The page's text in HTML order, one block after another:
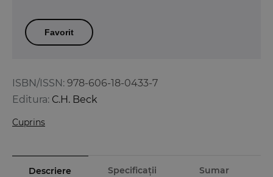
ISBN/ISSN: 978-606-18-0433-7
Editura: C.H. Beck
Cuprins
Favorit
Descriere
Specificații
Sumar